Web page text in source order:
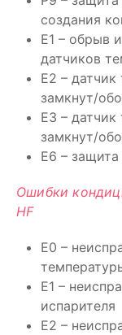
создания
E1 – обрыв
датчиков
E2 –
замкнут/
E3 –
замкнут/
E6 –
Ошибки
HF
E0 –
E1 –
испарителя
E2 –